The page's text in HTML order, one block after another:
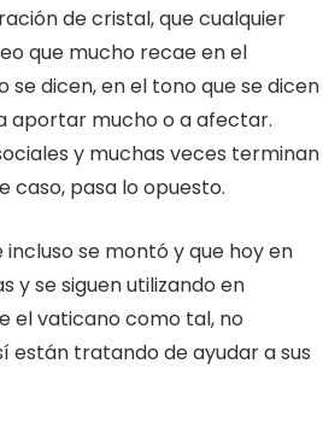
de cristal, que cualquier
que mucho recae en el
se dicen, en el tono que se dicen
aportar mucho o a afectar.
y muchas veces terminan
caso, pasa lo opuesto.
incluso se montó y que hoy en
y se siguen utilizando en
el vaticano como tal, no
están tratando de ayudar a sus